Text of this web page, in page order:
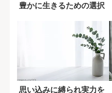
豊かに生きるための選択
思い込みに縛られ実力を